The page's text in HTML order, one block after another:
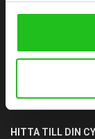
0760051796
Älvängens
Orgnr:
HITTA TILL DIN